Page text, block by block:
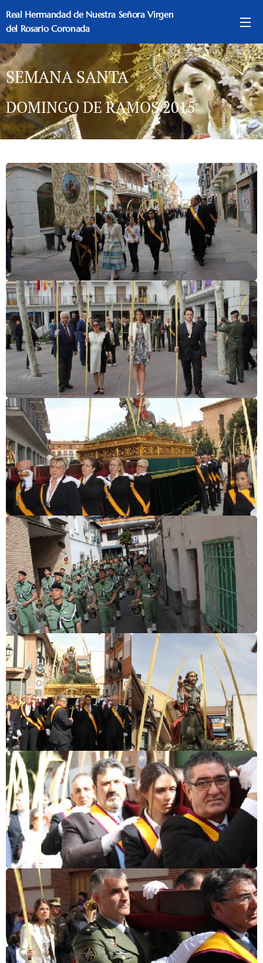
Real Hermandad de Nuestra Señora Virgen
del Rosario Coronada
SEMANA SANTA
DOMINGO DE RAMOS 2015